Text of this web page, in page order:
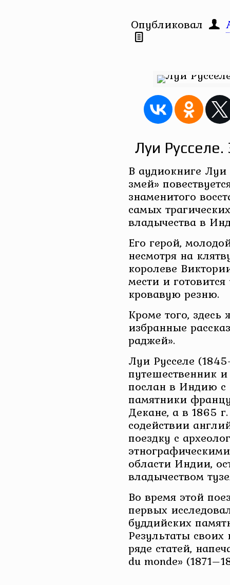
Опубликовал
Луи
В аудиокниге Луи
змей»
знаменитого
самых
владычества в
Его герой,
несмотря на
королеве
мести и
кровавую резню.
Кроме того,
избранные
раджей».
Луи Русселе
путешественник
послан в Индию с
памятники
Декане, а в 1865
содействии
поездку с
области Индии,
владычеством
Во время этой
первых
буддийских
Результаты
ряде статей,
du monde»